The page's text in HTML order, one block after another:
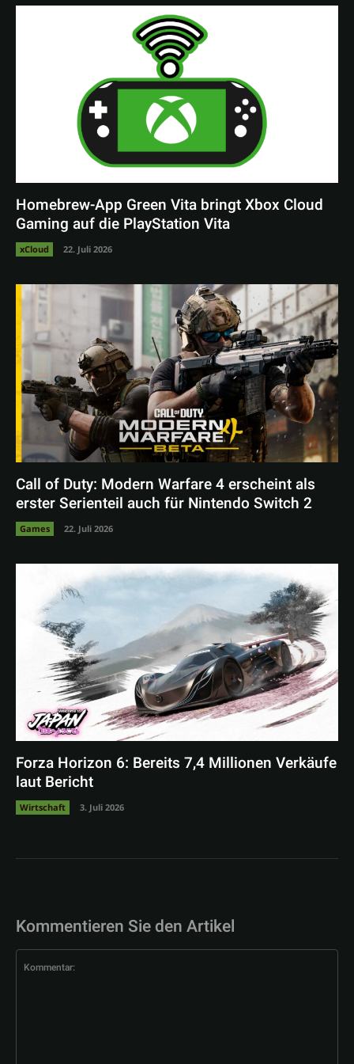
Homebrew-App Green Vita bringt Xbox Cloud
Gaming auf die PlayStation Vita
xCloud 22. Juli 2026
Call of Duty: Modern Warfare 4 erscheint als
erster Serienteil auch für Nintendo Switch 2
Games 22. Juli 2026
Forza Horizon 6: Bereits 7,4 Millionen Verkäufe
laut Bericht
Wirtschaft 3. Juli 2026
Kommentieren Sie den Artikel